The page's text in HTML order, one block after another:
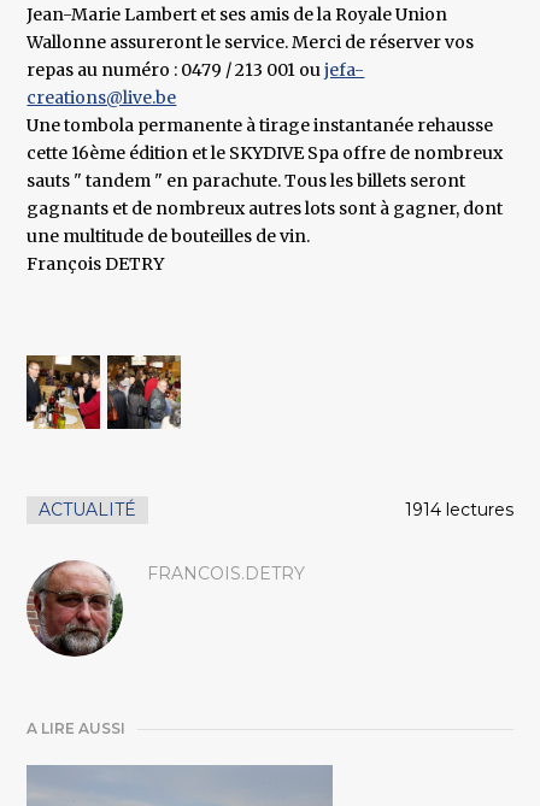
Jean-Marie Lambert et ses amis de la Royale Union
Wallonne assureront le service. Merci de réserver vos
repas au numéro : 0479 / 213 001 oujefa-
creations@live.be
Une tombola permanente à tirage instantanée rehausse
cette 16ème édition et le SKYDIVE Spa offre de nombreux
sauts " tandem " en parachute. Tous les billets seront
gagnants et de nombreux autres lots sont à gagner, dont
une multitude de bouteilles de vin.
François DETRY
ACTUALITÉ 1914 lectures
FRANCOIS.DETRY
A LIRE AUSSI